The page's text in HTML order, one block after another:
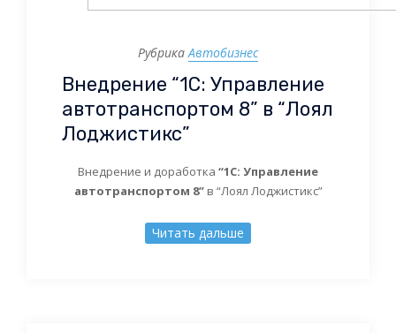
РубрикаАвтобизнес
Внедрение “1С: Управление
автотранспортом 8” в “Лоял
Лоджистикс”
Внедрение и доработка “1С: Управление
автотранспортом 8” в “Лоял Лоджистикс”
Читать дальше